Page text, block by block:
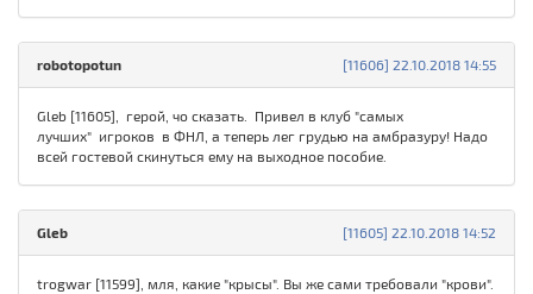
[11606] 22.10.2018 14:55
robotopotun
Gleb [11605], герой, чо сказать. Привел в клуб "самых
лучших" игроков в ФНЛ, а теперь лег грудью на амбразуру! Надо
всей гостевой скинуться ему на выходное пособие.
[11605] 22.10.2018 14:52
Gleb
trogwar [11599], мля, какие "крысы". Вы же сами требовали "крови".